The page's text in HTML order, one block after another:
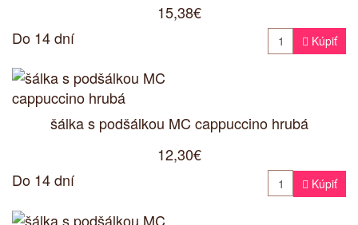
15,38€
Do 14 dní
 Kúpiť
šálka s podšálkou MC cappuccino hrubá
12,30€
Do 14 dní
 Kúpiť